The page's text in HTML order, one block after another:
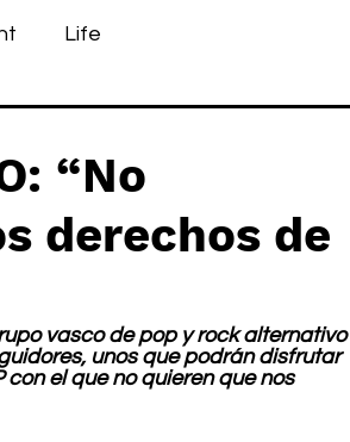
Life
“No
derechos de
vasco de pop y rock alternativo
unos que podrán disfrutar
con el que no quieren que nos